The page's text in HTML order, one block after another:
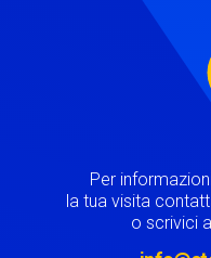
Per
la tua visita
o scrivici